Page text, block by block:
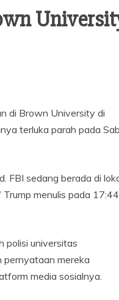
di Brown University di
terluka parah pada
FBI sedang berada di
menulis pada
polisi universitas
pernyataan mereka
media sosialnya.